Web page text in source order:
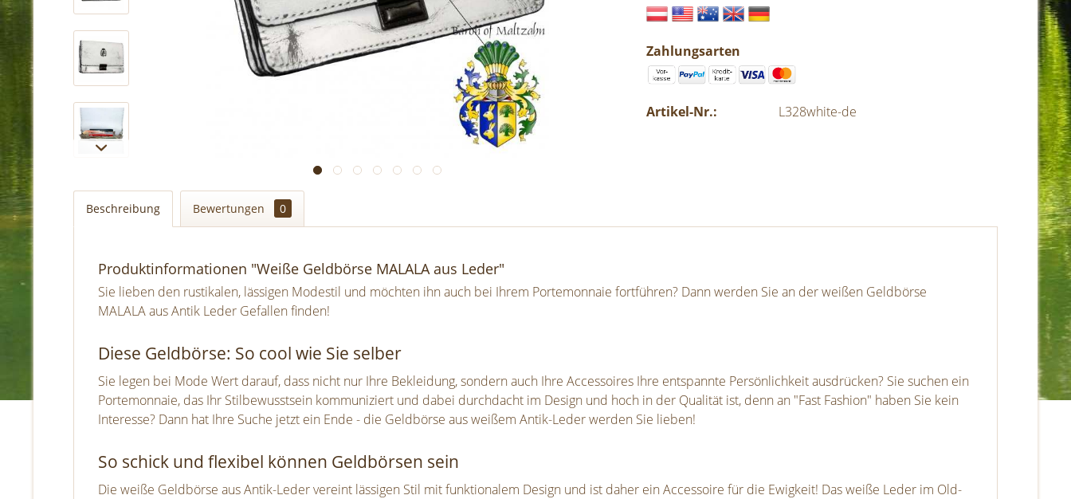
Zahlungsarten
Artikel-Nr.: L328white-de
Beschreibung Bewertungen 0
Produktinformationen "Weiße Geldbörse MALALA aus Leder"
Sie lieben den rustikalen, lässigen Modestil und möchten ihn auch bei Ihrem Portemonnaie fortführen? Dann werden Sie an der weißen Geldbörse
MALALA aus Antik Leder Gefallen finden!
Diese Geldbörse: So cool wie Sie selber
Sie legen bei Mode Wert darauf, dass nicht nur Ihre Bekleidung, sondern auch Ihre Accessoires Ihre entspannte Persönlichkeit ausdrücken? Sie suchen ein
Portemonnaie, das Ihr Stilbewusstsein kommuniziert und dabei durchdacht im Design und hoch in der Qualität ist, denn an "Fast Fashion" haben Sie kein
Interesse? Dann hat Ihre Suche jetzt ein Ende - die Geldbörse aus weißem Antik-Leder werden Sie lieben!
So schick und flexibel können Geldbörsen sein
Die weiße Geldbörse aus Antik-Leder vereint lässigen Stil mit funktionalem Design und ist daher ein Accessoire für die Ewigkeit! Das weiße Leder im Old-